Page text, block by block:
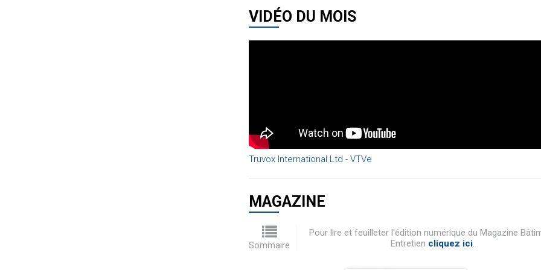
VIDÉO DU MOIS
Truvox International Ltd - VTVe
MAGAZINE
Sommaire
Pour lire et feuilleter l'édition numérique du Magazine
Entretien cliquez ici.